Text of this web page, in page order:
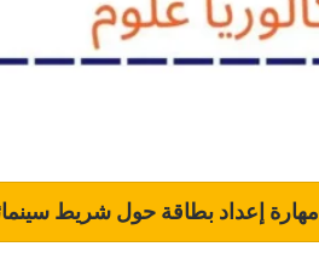
مهارة إعداد بطاقة حول شريط